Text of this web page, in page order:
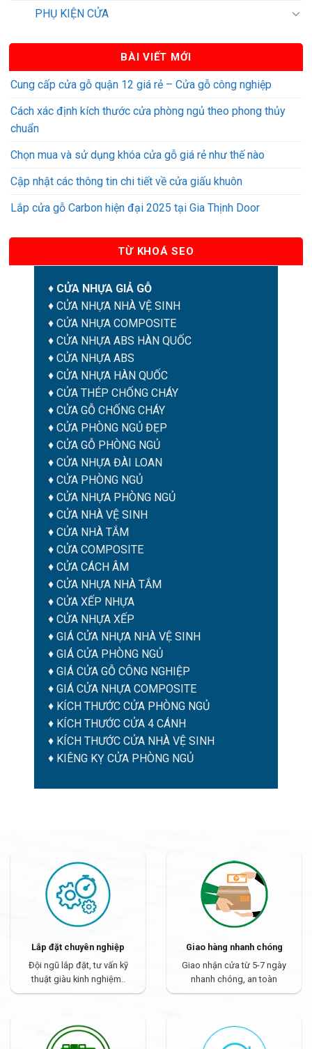
PHỤ KIỆN CỬA
BÀI VIẾT MỚI
Cung cấp cửa gỗ quận 12 giá rẻ – Cửa gỗ công nghiệp
Cách xác định kích thước cửa phòng ngủ theo phong thủy
chuẩn
Chọn mua và sử dụng khóa cửa gỗ giá rẻ như thế nào
Cập nhật các thông tin chi tiết về cửa giấu khuôn
Lắp cửa gỗ Carbon hiện đại 2025 tại Gia Thịnh Door
TỪ KHOÁ SEO
♦ CỬA NHỰA GIẢ GỖ
♦ CỬA NHỰA NHÀ VỆ SINH
♦ CỬA NHỰA COMPOSITE
♦ CỬA NHỰA ABS HÀN QUỐC
♦ CỬA NHỰA ABS
♦ CỬA NHỰA HÀN QUỐC
♦ CỬA THÉP CHỐNG CHÁY
♦ CỬA GỖ CHỐNG CHÁY
♦ CỬA PHÒNG NGỦ ĐẸP
♦ CỬA GỖ PHÒNG NGỦ
♦ CỬA NHỰA ĐÀI LOAN
♦ CỬA PHÒNG NGỦ
♦ CỬA NHỰA PHÒNG NGỦ
♦ CỬA NHÀ VỆ SINH
♦ CỬA NHÀ TẮM
♦ CỬA COMPOSITE
♦ CỬA CÁCH ÂM
♦ CỬA NHỰA NHÀ TẮM
♦ CỬA XẾP NHỰA
♦ CỬA NHỰA XẾP
♦ GIÁ CỬA NHỰA NHÀ VỆ SINH
♦ GIÁ CỬA PHÒNG NGỦ
♦ GIÁ CỬA GỖ CÔNG NGHIỆP
♦ GIÁ CỬA NHỰA COMPOSITE
♦ KÍCH THƯỚC CỬA PHÒNG NGỦ
♦ KÍCH THƯỚC CỬA 4 CÁNH
♦ KÍCH THƯỚC CỬA NHÀ VỆ SINH
♦ KIÊNG KỴ CỬA PHÒNG NGỦ
Lắp đặt chuyên nghiệp
Đội ngũ lắp đặt, tư vấn kỹ
thuật giàu kinh nghiệm..
Giao hàng nhanh chóng
Giao nhận cửa từ 5-7 ngày
nhanh chóng, an toàn